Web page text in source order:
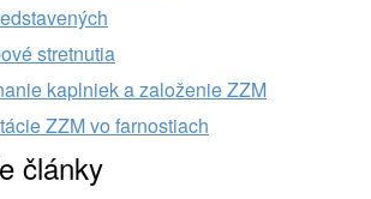
stretnutia
kaplniek a založenie ZZM
ZZM vo farnostiach
články